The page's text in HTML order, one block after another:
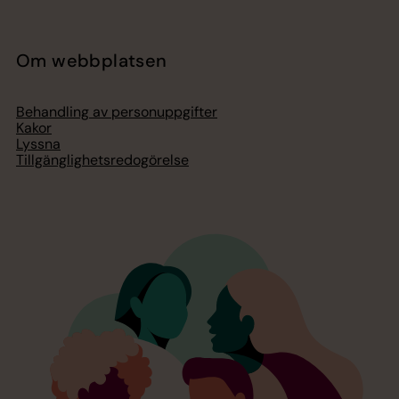
Om webbplatsen
Behandling av personuppgifter
Kakor
Lyssna
Tillgänglighetsredogörelse